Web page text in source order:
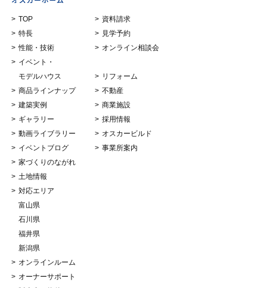
TOP
特長
性能・技術
イベント・
モデルハウス
商品ラインナップ
建築実例
ギャラリー
動画ライブラリー
イベントブログ
家づくりのながれ
土地情報
対応エリア
富山県
石川県
福井県
新潟県
オンラインルーム
オーナーサポート
資料請求
見学予約
オンライン相談会
リフォーム
不動産
商業施設
採用情報
オスカービルド
事業所案内